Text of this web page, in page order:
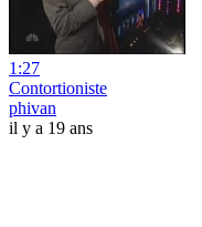
1:27
Contortioniste
phivan
il y a 19 ans